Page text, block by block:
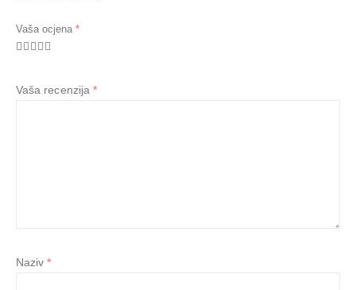
Vaša ocjena *
Vaša recenzija*
Naziv*